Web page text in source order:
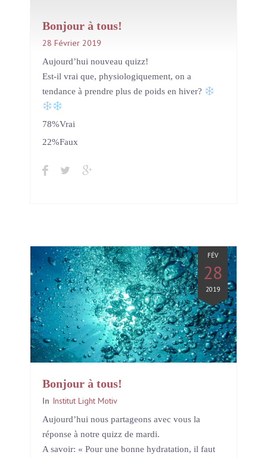
Bonjour à tous!
28 Février 2019
In Institut Light Motiv
Aujourd’hui nouveau quizz!
Est-il vrai que, physiologiquement, on a
tendance à prendre plus de poids en hiver?
78%Vrai
22%Faux
FÉV
28
2019
Bonjour à tous!
In Institut Light Motiv
Aujourd’hui nous partageons avec vous la
réponse à notre quizz de mardi.
A savoir: « Pour une bonne hydratation, il faut